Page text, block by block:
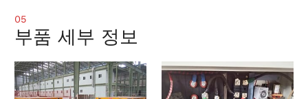
05
부품 세부 정보